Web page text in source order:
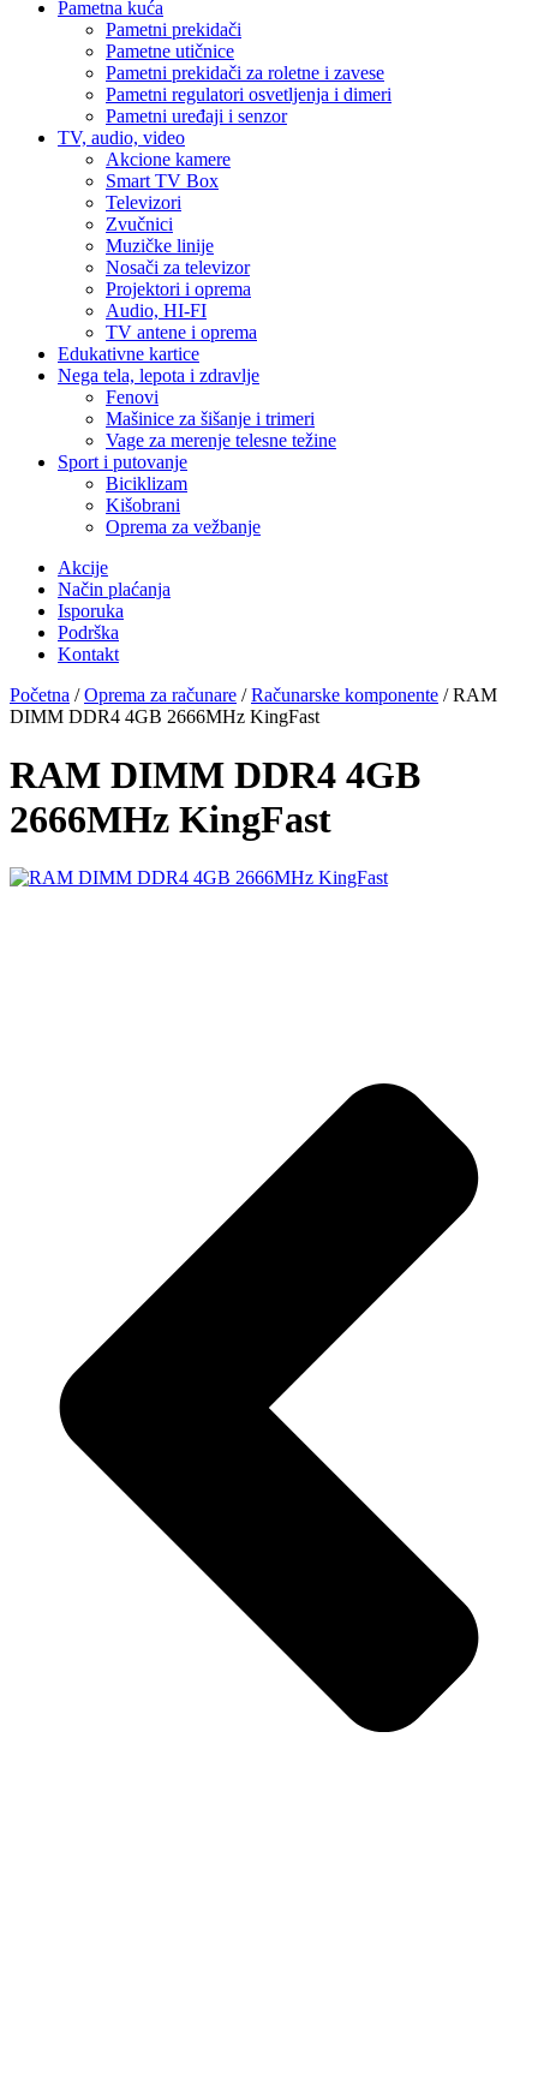
Pametna kuća
Pametni prekidači
Pametne utičnice
Pametni prekidači za roletne i zavese
Pametni regulatori osvetljenja i dimeri
Pametni uređaji i senzor
TV, audio, video
Akcione kamere
Smart TV Box
Televizori
Zvučnici
Muzičke linije
Nosači za televizor
Projektori i oprema
Audio, HI-FI
TV antene i oprema
Edukativne kartice
Nega tela, lepota i zdravlje
Fenovi
Mašinice za šišanje i trimeri
Vage za merenje telesne težine
Sport i putovanje
Biciklizam
Kišobrani
Oprema za vežbanje
Akcije
Način plaćanja
Isporuka
Podrška
Kontakt
Početna /Oprema za računare /Računarske komponente / RAM
DIMM DDR4 4GB 2666MHz KingFast
RAM DIMM DDR4 4GB
2666MHz KingFast